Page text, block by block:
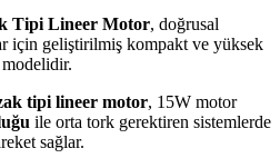
Tipi Lineer Motor, doğrusal
için geliştirilmiş kompakt ve yüksek
tipi lineer motor, 15W motor
ile orta tork gerektiren sistemlerde
sağlar.